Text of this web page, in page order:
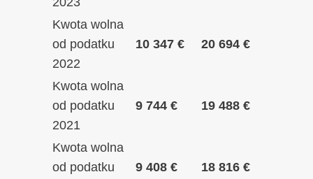
Kwota wolna
od podatku
2022
10 347 € 20 694 €
Kwota wolna
od podatku
2021
9 744 € 19 488 €
Kwota wolna
od podatku
9 408 € 18 816 €